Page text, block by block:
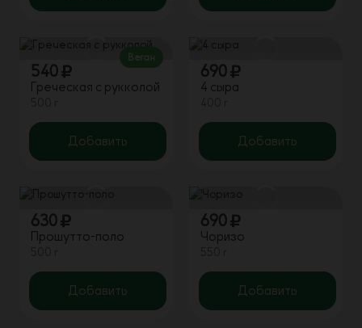
540
Греческая с рукколой
Добавить
Веган
690
4 сыра
Добавить
630
Прошутто-поло
Добавить
690
Чоризо
Добавить